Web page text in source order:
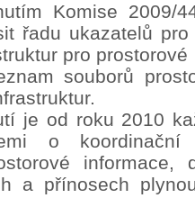
Komise 2009/
řadu ukazatelů
pro
souborů
je od roku 2010
o koordinační
informace,
a přínosech